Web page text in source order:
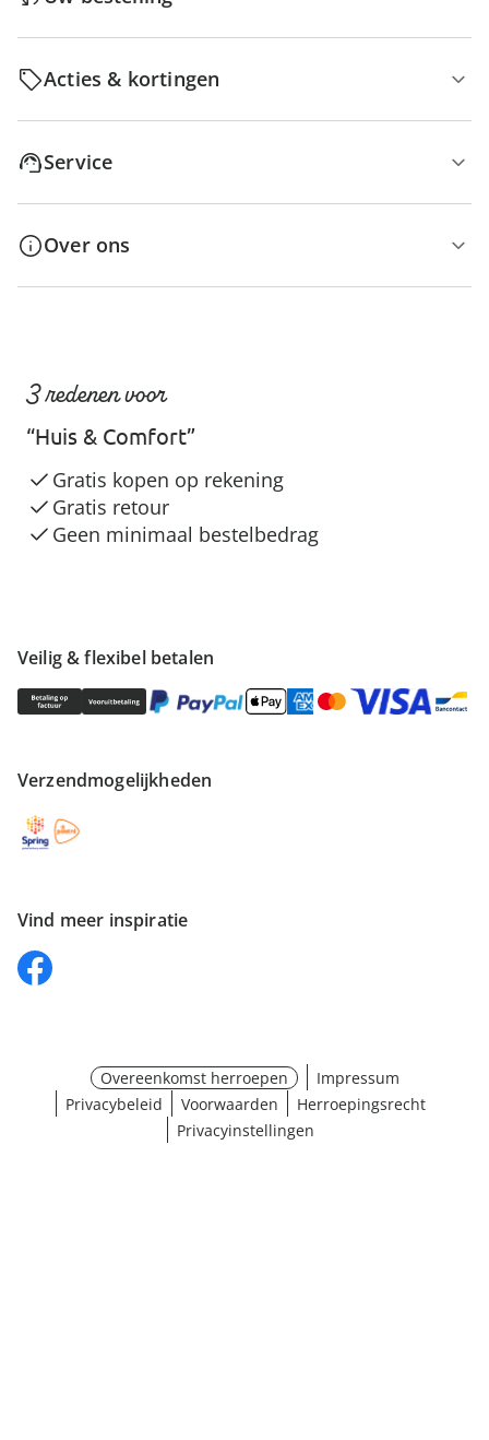
Acties & kortingen
Service
Over ons
Veilig & flexibel betalen
Verzendmogelijkheden
Vind meer inspiratie
3 redenen voor
“Huis & Comfort”
Gratis kopen op rekening
Gratis retour
Geen minimaal bestelbedrag
Overeenkomst herroepen
Impressum
Privacybeleid
Voorwaarden
Herroepingsrecht
Privacyinstellingen